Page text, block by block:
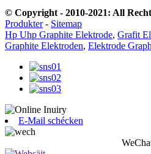
© Copyright - 2010-2021: All
Produkter- Sitemap
Hp Uhp Graphite Elektrode, Grafit
Graphite Elektroden, Elektrode
E-Mail schécken